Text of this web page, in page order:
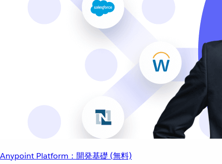
Anypoint Platform：開発基礎 (無料)